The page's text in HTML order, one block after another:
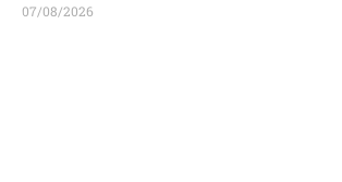
07/08/2026